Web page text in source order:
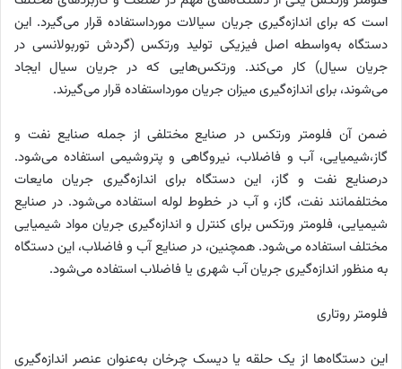
است که برای اندازه‌گیری جریان سیالات مورداستفاده قرار می‌گیرد. این
دستگاه به‌واسطه اصل فیزیکی تولید ورتکس (گردش توربولانسی در
جریان سیال) کار می‌کند. ورتکس‌هایی که در جریان سیال ایجاد
می‌شوند، برای اندازه‌گیری میزان جریان مورداستفاده قرار می‌گیرند.
ضمن آن فلومتر ورتکس در صنایع مختلفی از جمله صنایع نفت و
گاز،شیمیایی، آب و فاضلاب، نیروگاهی و پتروشیمی استفاده می‌شود.
درصنایع نفت و گاز، این دستگاه برای اندازه‌گیری جریان مایعات
مختلفمانند نفت، گاز، و آب در خطوط لوله استفاده می‌شود. در صنایع
شیمیایی، فلومتر ورتکس برای کنترل و اندازه‌گیری جریان مواد شیمیایی
مختلف استفاده می‌شود. همچنین، در صنایع آب و فاضلاب، این دستگاه
به ‌منظور اندازه‌گیری جریان آب شهری یا فاضلاب استفاده می‌شود.
فلومتر روتاری
این دستگاه‌ها از یک حلقه یا دیسک چرخان به‌عنوان عنصر اندازه‌گیری